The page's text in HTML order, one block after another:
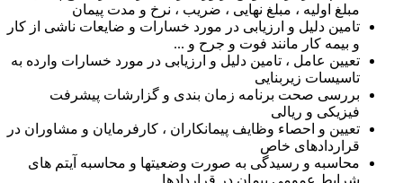
مبلغ اولیه ، مبلغ نهایی ، ضریب ، نرخ و مدت پیمان
تامین دلیل و ارزیابی در مورد خسارات و ضایعات ناشی از کار
و بیمه کار مانند فوت و جرح و ...
تعیین عامل ، تامین دلیل و ارزیابی در مورد خسارات وارده به
تاسیسات زیربنایی
بررسی صحت برنامه زمان بندی و گزارشات پیشرفت
فیزیکی و ریالی
تعیین و احصاء وظایف پیمانکاران ، کارفرمایان و مشاوران در
قراردادهای خاص
محاسبه و رسیدگی به صورت وضعیتها و محاسبه آیتم های
شرایط عمومی پیمان در قراردادها